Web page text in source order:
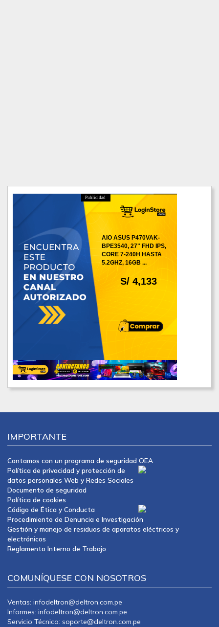
Publicidad
S/ 4,133
AIO ASUS P470VAK-
BPE3540, 27" FHD IPS,
CORE 7-240H HASTA
5.2GHZ, 16GB ...
IMPORTANTE
Contamos con un programa de seguridad OEA
Política de privacidad y protección de
datos personales Web y Redes Sociales
Documento de seguridad
Política de cookies
Código de Ética y Conducta
Procedimiento de Denuncia e Investigación
Gestión y manejo de residuos de aparatos eléctricos y
electrónicos
Reglamento Interno de Trabajo
COMUNÍQUESE CON NOSOTROS
Ventas: infodeltron@deltron.com.pe
Informes: infodeltron@deltron.com.pe
Servicio Técnico: soporte@deltron.com.pe